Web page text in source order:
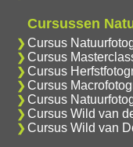
Cursussen
Cursus
Cursus
Cursus
Cursus
Cursus
Cursus Wild van
Cursus Wild van